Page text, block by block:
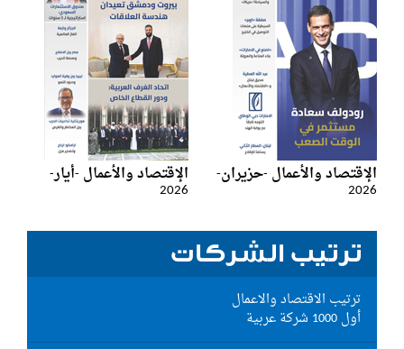
الإقتصاد والأعمال -حزيران-
2026
الإقتصاد والأعمال -أيار-
2026
ترتيب الشركات
ترتيب الاقتصاد والاعمال
أول 1000 شركة عربية